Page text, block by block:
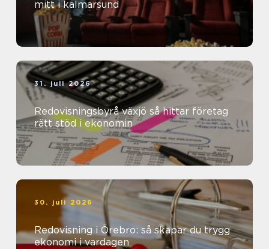
mitt i kalmarsund
31. juli 2026
Redovisningsbyrå växjö så hittar företag
rätt stöd i ekonomin
30. juli 2026
Redovisning i Örebro: så skapar du trygg
ekonomi i vardagen